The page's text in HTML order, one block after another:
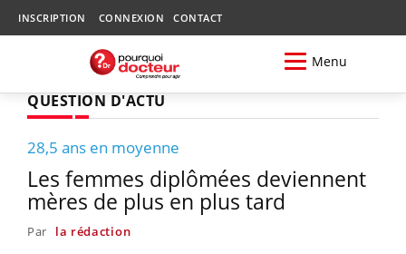
INSCRIPTION CONNEXION CONTACT
Menu
QUESTION D'ACTU
28,5 ans en moyenne
Les femmes diplômées deviennent
mères de plus en plus tard
Par la rédaction